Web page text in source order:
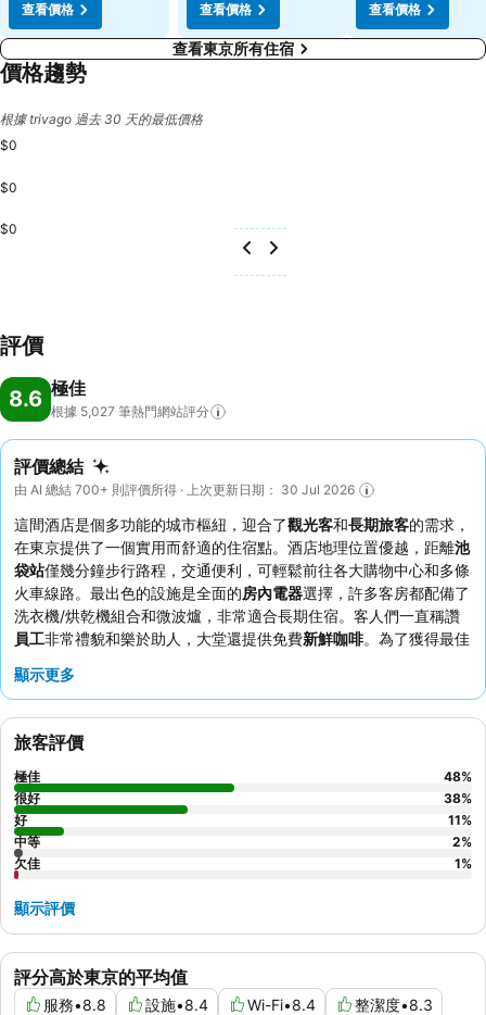
查看價格
查看價格
查看價格
查看東京所有住宿
價格趨勢
根據 trivago 過去 30 天的最低價格
$0
$0
$0
評價
8.6 極佳
根據 5,027 筆熱門網站評分
評價總結
由 AI 總結 700+ 則評價所得 · 上次更新日期： 30 Jul 2026
這間酒店是個多功能的城市樞紐，迎合了觀光客和長期旅客的需求，
在東京提供了一個實用而舒適的住宿點。酒店地理位置優越，距離池
袋站僅幾分鐘步行路程，交通便利，可輕鬆前往各大購物中心和多條
火車線路。最出色的設施是全面的房內電器選擇，許多客房都配備了
洗衣機/烘乾機組合和微波爐，非常適合長期住宿。客人們一直稱讚
員工非常禮貌和樂於助人，大堂還提供免費新鮮咖啡。為了獲得最佳
房。
顯示更多
評分高於東京的平均值
服務•8.8 設施•8.4 Wi-Fi•8.4 整潔度•8.3
旅客評價
極佳 48%
很好
38%
好
11%
中等
2%
欠佳
1%
顯示評價